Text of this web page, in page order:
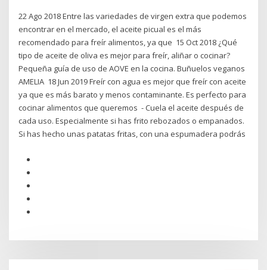
22 Ago 2018 Entre las variedades de virgen extra que podemos
encontrar en el mercado, el aceite picual es el más
recomendado para freír alimentos, ya que 15 Oct 2018 ¿Qué
tipo de aceite de oliva es mejor para freír, aliñar o cocinar?
Pequeña guía de uso de AOVE en la cocina. Buñuelos veganos
AMELIA 18 Jun 2019 Freír con agua es mejor que freír con aceite
ya que es más barato y menos contaminante. Es perfecto para
cocinar alimentos que queremos - Cuela el aceite después de
cada uso. Especialmente si has frito rebozados o empanados.
Si has hecho unas patatas fritas, con una espumadera podrás